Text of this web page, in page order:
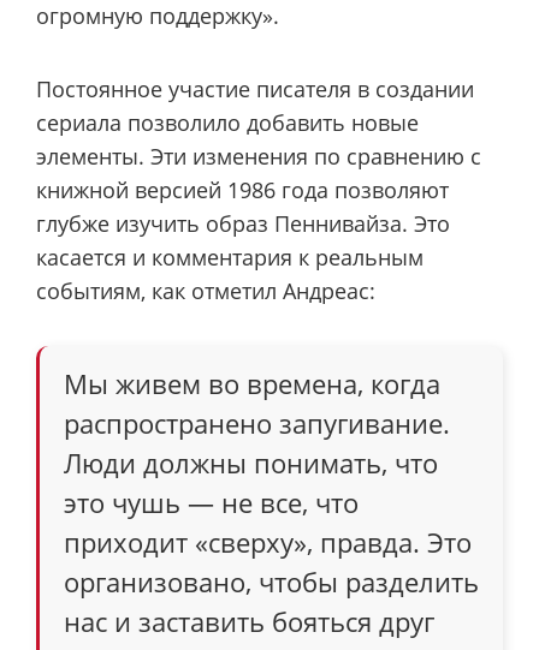
огромную поддержку».
Постоянное участие писателя в создании
сериала позволило добавить новые
элементы. Эти изменения по сравнению с
книжной версией 1986 года позволяют
глубже изучить образ Пеннивайза. Это
касается и комментария к реальным
событиям, как отметил Андреас:
Мы живем во времена, когда
распространено запугивание.
Люди должны понимать, что
это чушь — не все, что
приходит «сверху», правда. Это
организовано, чтобы разделить
нас и заставить бояться друг